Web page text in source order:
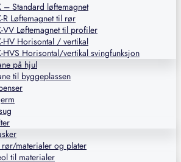
– Standard løftemagnet
R Løftemagnet til rør
VV Løftemagnet til profiler
HV Horisontal / vertikal
HVS Horisontal/vertikal svingfunksjon
på hjul
til byggeplassen
rør/materialer og plater
til materialer